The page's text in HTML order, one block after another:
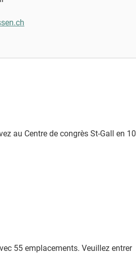
au Centre de congrès St-Gall en 10
55 emplacements. Veuillez entrer